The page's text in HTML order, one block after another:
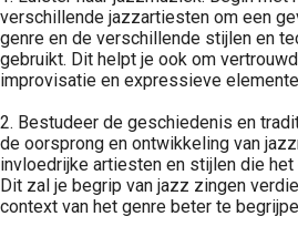
verschillende jazzartiesten om een
genre en de verschillende stijlen en
gebruikt. Dit helpt je ook om
improvisatie en expressieve
2. Bestudeer de geschiedenis en
de oorsprong en ontwikkeling van
invloedrijke artiesten en stijlen die
Dit zal je begrip van jazz zingen
context van het genre beter te